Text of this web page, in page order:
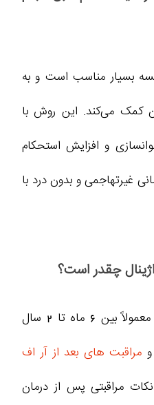
بسیار مناسب است و به
کمک می‌کند. این روش با
و افزایش استحکام
غیرتهاجمی و بدون درد با
چقدر است؟
ماندگاری نتایج آر اف واژینال معمولاً بین 6 ماه تا 2 سال
مراقبت های بعد از آر اف
مراقبتی پس از درمان